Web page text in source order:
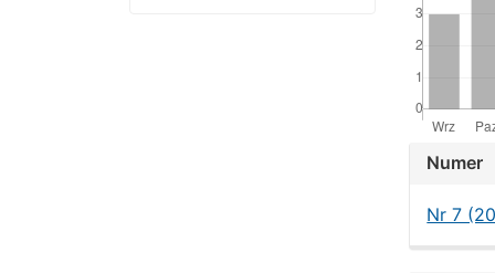
Article
Numer
Nr 7